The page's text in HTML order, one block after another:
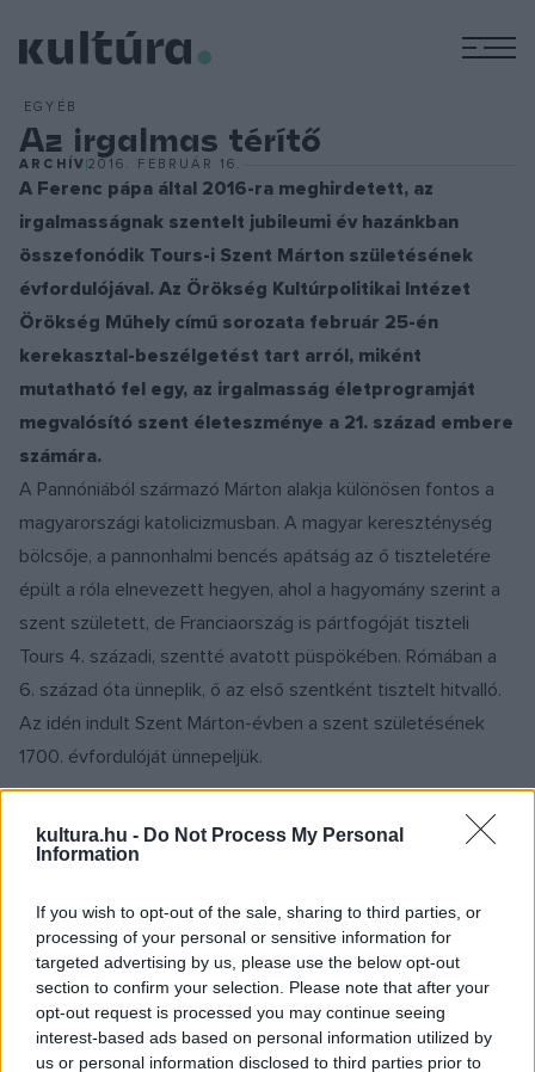
kultura.hu - Do Not Process My Personal
Information
If you wish to opt-out of the sale, sharing to third parties, or
processing of your personal or sensitive information for
targeted advertising by us, please use the below opt-out
section to confirm your selection. Please note that after your
opt-out request is processed you may continue seeing
interest-based ads based on personal information utilized by
us or personal information disclosed to third parties prior to
EGYÉB
Az irgalmas térítő
ARCHÍV2016. FEBRUÁR 16.
A Ferenc pápa által 2016-ra meghirdetett, az
irgalmasságnak szentelt jubileumi év hazánkban
összefonódik Tours-i Szent Márton születésének
évfordulójával. Az Örökség Kultúrpolitikai Intézet
Örökség Műhely című sorozata február 25-én
kerekasztal-beszélgetést tart arról, miként
mutatható fel egy, az irgalmasság életprogramját
megvalósító szent életeszménye a 21. század embere
számára.
A Pannóniából származó Márton alakja különösen fontos a
magyarországi katolicizmusban. A magyar kereszténység
bölcsője, a pannonhalmi bencés apátság az ő tiszteletére
épült a róla elnevezett hegyen, ahol a hagyomány szerint a
szent született, de Franciaország is pártfogóját tiszteli
Tours 4. századi, szentté avatott püspökében. Rómában a
6. század óta ünneplik, ő az első szentként tisztelt hitvalló.
Az idén indult Szent Márton-évben a szent születésének
1700. évfordulóját ünnepeljük.
Szent Márton ünnepe egyébként a középkor óta határnap, a
gazdasági év zárónapja, számos szokás, népi megfigyelés is
tartozik hozzá. Mártont jólelkűsége, felebaráti szeretete,
betegek és szegények iránti részvéte, egyszerű életmódja